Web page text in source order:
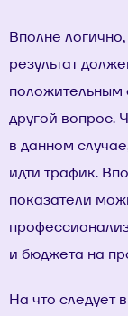
Вполне
результат
положительным
другой вопрос.
в данном
идти трафик.
показатели
и бюджета на
На что следует